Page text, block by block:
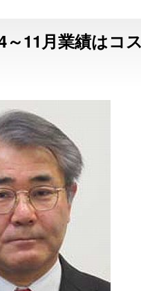
11月業績はコ